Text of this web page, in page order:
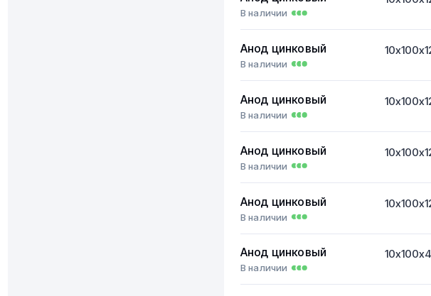
В наличии
Анод цинковый
В наличии
Анод цинковый
В наличии
Анод цинковый
В наличии
Анод цинковый
В наличии
Анод цинковый
В наличии